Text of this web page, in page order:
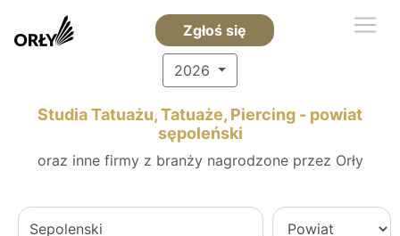
Zgłoś się
2026
Studia Tatuażu, Tatuaże, Piercing - powiat
sępoleński
oraz inne firmy z branży nagrodzone przez Orły